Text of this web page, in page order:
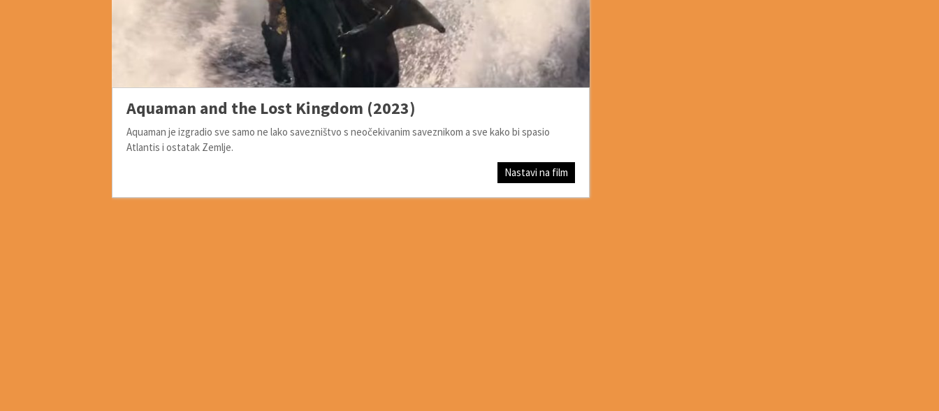
Aquaman and the Lost Kingdom (2023)
Aquaman je izgradio sve samo ne lako savezništvo s neočekivanim saveznikom a sve kako bi spasio
Atlantis i ostatak Zemlje.
Nastavi na film